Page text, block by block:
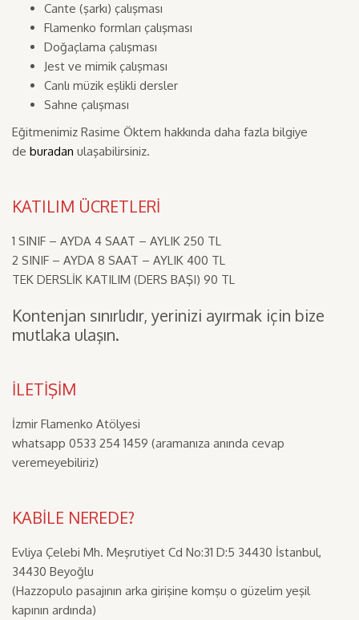
Cante (şarkı) çalışması
Flamenko formları çalışması
Doğaçlama çalışması
Jest ve mimik çalışması
Canlı müzik eşlikli dersler
Sahne çalışması
Eğitmenimiz Rasime Öktem hakkında daha fazla bilgiye
de buradan ulaşabilirsiniz.
KATILIM ÜCRETLERİ
1 SINIF – AYDA 4 SAAT – AYLIK 250 TL
2 SINIF – AYDA 8 SAAT – AYLIK 400 TL
TEK DERSLİK KATILIM (DERS BAŞI) 90 TL
Kontenjan sınırlıdır, yerinizi ayırmak için bize
mutlaka ulaşın.
İLETİŞİM
İzmir Flamenko Atölyesi
whatsapp 0533 254 1459 (aramanıza anında cevap
veremeyebiliriz)
KABİLE NEREDE?
Evliya Çelebi Mh. Meşrutiyet Cd No:31 D:5 34430 İstanbul,
34430 Beyoğlu
(Hazzopulo pasajının arka girişine komşu o güzelim yeşil
kapının ardında)